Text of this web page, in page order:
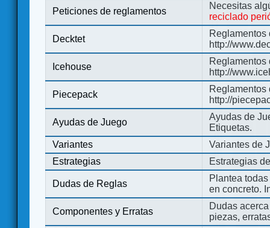
Peticiones de reglamentos
Necesitas
reciclado
Decktet
Reglamentos
http://
Icehouse
Reglamentos
http://
Piecepack
Reglamentos
http://
Ayudas de Juego
Ayudas de
Etiquetas.
Variantes
Variantes de
Estrategias
Estrategias
Dudas de Reglas
Plantea
en concreto.
Componentes y Erratas
Dudas
piezas,